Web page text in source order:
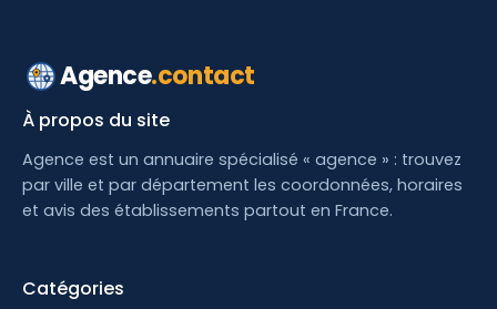
Agence.contact
À propos du site
Agence est un annuaire spécialisé « agence » : trouvez
par ville et par département les coordonnées, horaires
et avis des établissements partout en France.
Catégories